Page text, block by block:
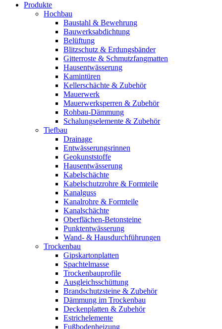
Produkte
Hochbau
Baustahl & Bewehrung
Bauwerksabdichtung
Belüftung
Blitzschutz & Erdungsbänder
Gitterroste & Schmutzfangmatten
Hausentwässerung
Kamintüren
Kellerschächte & Zubehör
Mauerwerk
Mauerwerksperren & Zubehör
Rohbau-Dämmung
Schalungselemente & Zubehör
Tiefbau
Drainage
Entwässerungsrinnen
Geokunststoffe
Hausentwässerung
Kabelschächte
Kabelschutzrohre & Formteile
Kanalguss
Kanalrohre & Formteile
Kanalschächte
Oberflächen-Betonsteine
Punktentwässerung
Wand- & Hausdurchführungen
Trockenbau
Gipskartonplatten
Spachtelmasse
Trockenbauprofile
Ausgleichsschüttung
Brandschutzsteine & Zubehör
Dämmung im Trockenbau
Deckenplatten & Zubehör
Estrichelemente
Fußbodenheizung